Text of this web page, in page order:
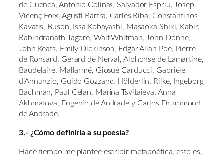
de Cuenca, Antonio Colinas, Salvador Espriu, Josep
Vicenç Foix, Agustí Bartra, Carles Riba, Constantinos
Kavafis, Buson, Issa Kobayashi, Masaoka Shiki, Kabir,
Rabindranath Tagore, Walt Whitman, John Donne,
John Keats, Emily Dickinson, Edgar Allan Poe, Pierre
de Ronsard, Gerard de Nerval, Alphonse de Lamartine,
Baudelaire, Mallarmé, Giosué Carducci, Gabriele
d’Annunzio, Guido Gozzano, Hölderlin, Rilke, Ingeborg
Bachman, Paul Celan, Marina Tsvitaieva, Anna
Akhmatova, Eugenio de Andrade y Carlos Drummond
de Andrade.
3.- ¿Cómo definiría a su poesía?
Hace tiempo me planteé escribir metapoética, esto es,